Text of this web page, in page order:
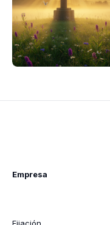
Empresa